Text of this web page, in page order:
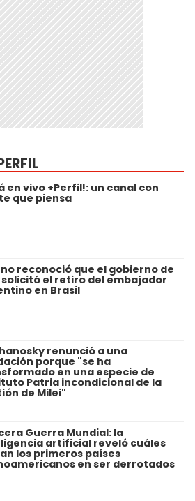
en vivo +Perfil!: un canal con
que piensa
reconoció que el gobierno de
solicitó el retiro del embajador
en Brasil
renunció a una
porque "se ha
en una especie de
Patria incondicional de la
de Milei"
Guerra Mundial: la
artificial reveló cuáles
los primeros países
en ser derrotados